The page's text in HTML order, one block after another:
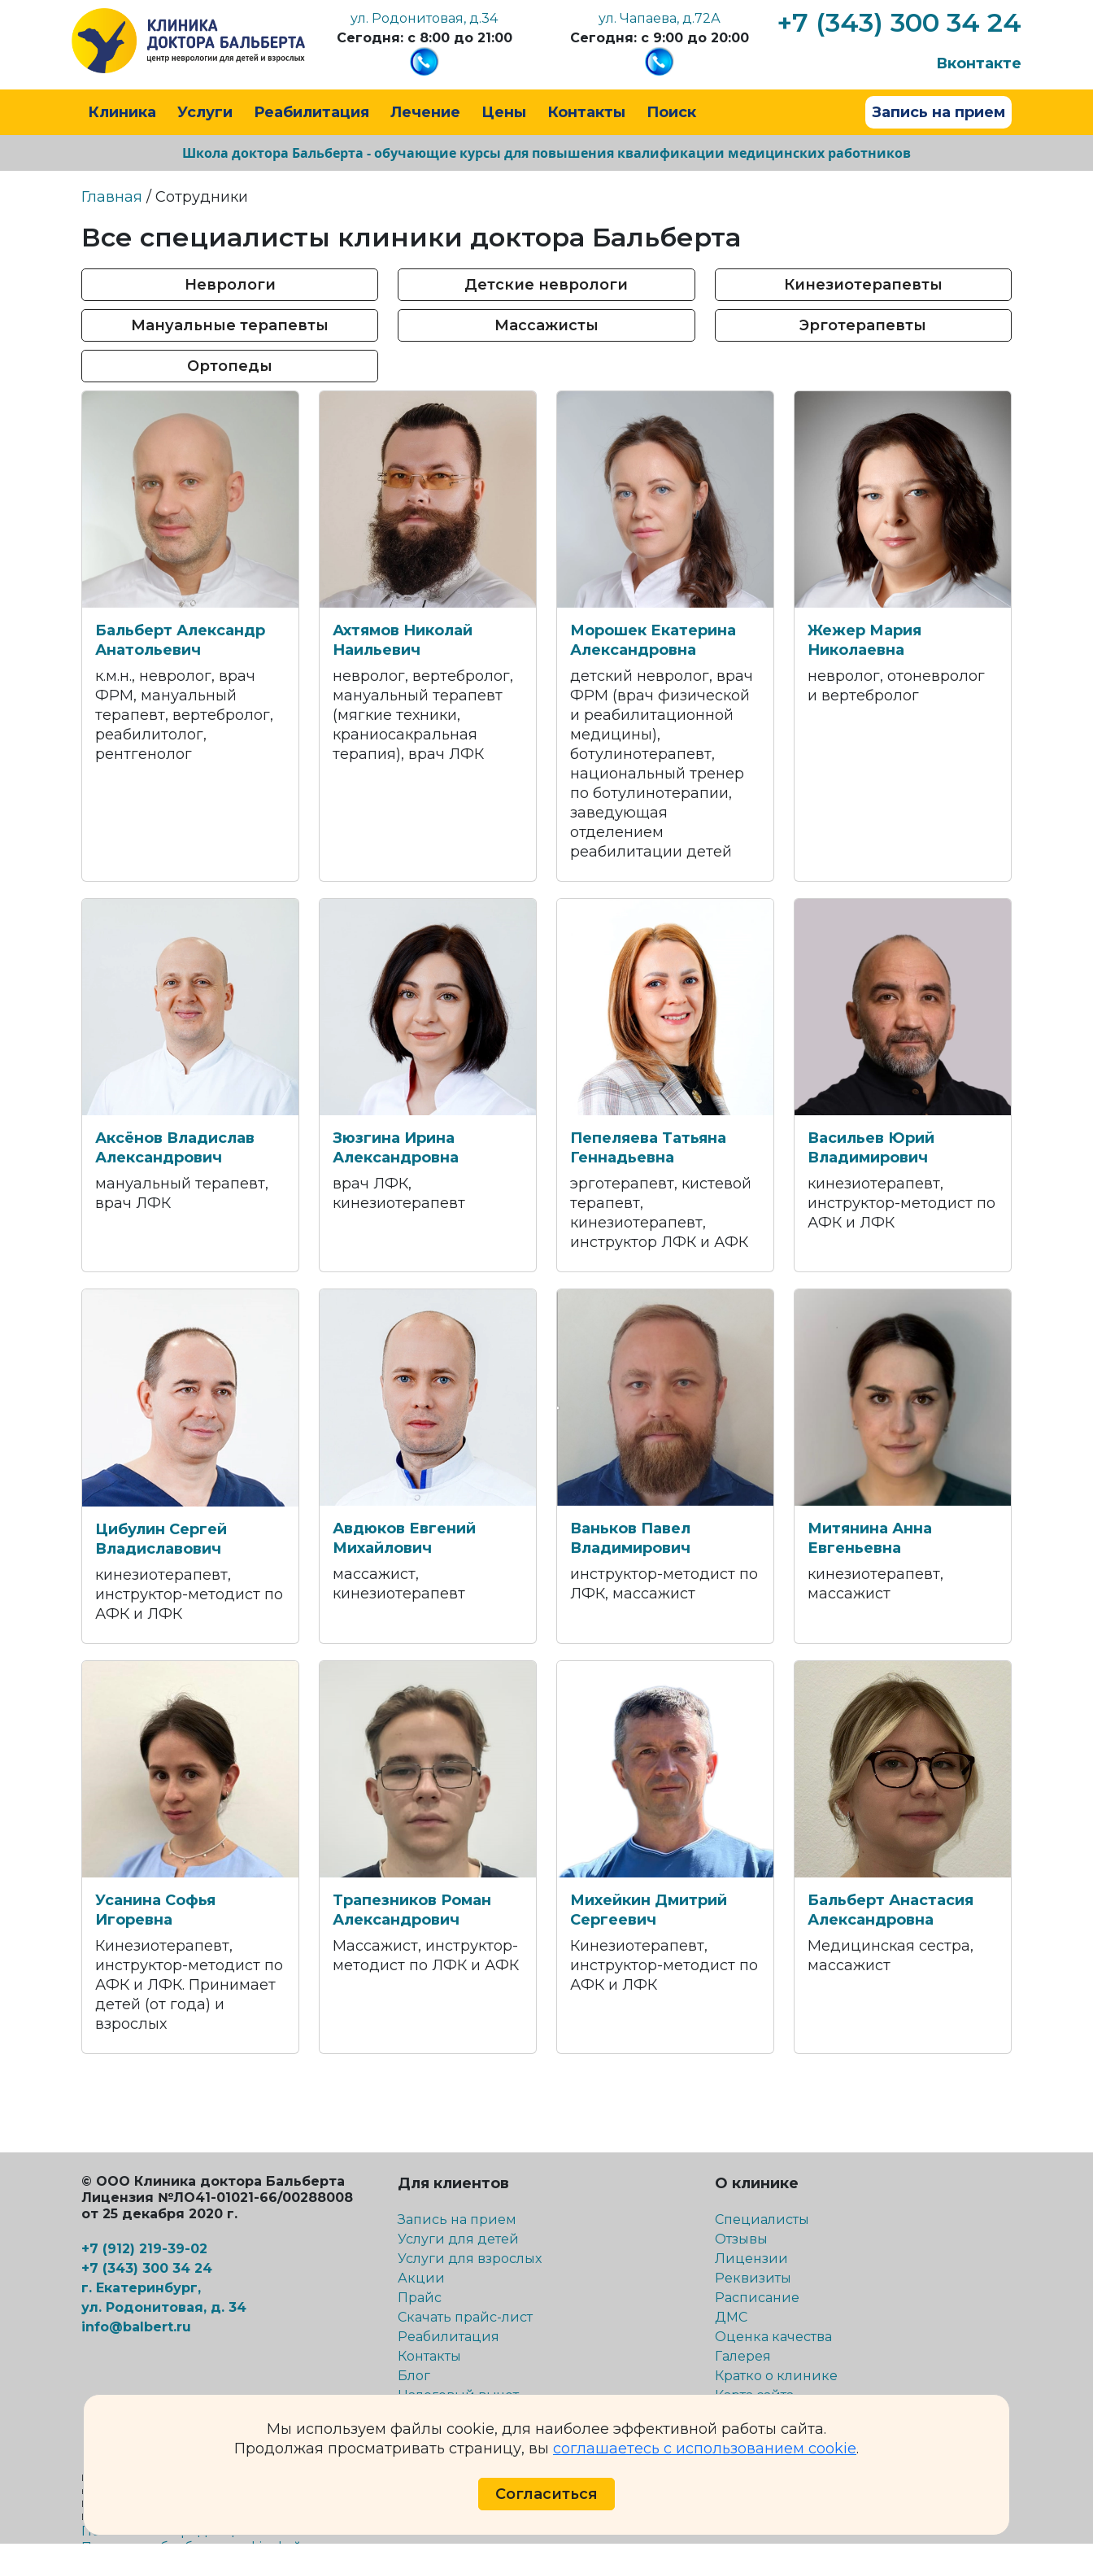
ул. Родонитовая, д.34
Сегодня: с 8:00 до 21:00
ул. Чапаева, д.72А
Сегодня: с 9:00 до 20:00
+7 (343) 300 34 24
Вконтакте
Клиника Услуги Реабилитация Лечение Цены Контакты Поиск Запись на прием
Школа доктора Бальберта - обучающие курсы для повышения квалификации медицинских работников
Мы используем файлы cookie, для наиболее эффективной работы сайта.
Продолжая просматривать страницу, вы соглашаетесь с использованием cookie.
Согласиться
Главная / Сотрудники
Все специалисты клиники доктора Бальберта
Неврологи Детские неврологи Кинезиотерапевты
Мануальные терапевты Массажисты Эрготерапевты
Ортопеды
Бальберт Александр
Анатольевич
к.м.н., невролог, врач
ФРМ, мануальный
терапевт, вертебролог,
реабилитолог,
рентгенолог
Ахтямов Николай
Наильевич
невролог, вертебролог,
мануальный терапевт
(мягкие техники,
краниосакральная
терапия), врач ЛФК
Морошек Екатерина
Александровна
детский невролог, врач
ФРМ (врач физической
и реабилитационной
медицины),
ботулинотерапевт,
национальный тренер
по ботулинотерапии,
заведующая
отделением
реабилитации детей
Жежер Мария
Николаевна
невролог, отоневролог
и вертебролог
Аксёнов Владислав
Александрович
мануальный терапевт,
врач ЛФК
Зюзгина Ирина
Александровна
врач ЛФК,
кинезиотерапевт
Пепеляева Татьяна
Геннадьевна
эрготерапевт, кистевой
терапевт,
кинезиотерапевт,
инструктор ЛФК и АФК
Васильев Юрий
Владимирович
кинезиотерапевт,
инструктор-методист по
АФК и ЛФК
Цибулин Сергей
Владиславович
кинезиотерапевт,
инструктор-методист по
АФК и ЛФК
Авдюков Евгений
Михайлович
массажист,
кинезиотерапевт
Ваньков Павел
Владимирович
инструктор-методист по
ЛФК, массажист
Митянина Анна
Евгеньевна
кинезиотерапевт,
массажист
Усанина Софья
Игоревна
Кинезиотерапевт,
инструктор-методист по
АФК и ЛФК. Принимает
детей (от года) и
взрослых
Трапезников Роман
Александрович
Массажист, инструктор-
методист по ЛФК и АФК
Михейкин Дмитрий
Сергеевич
Кинезиотерапевт,
инструктор-методист по
АФК и ЛФК
Бальберт Анастасия
Александровна
Медицинская сестра,
массажист
© ООО Клиника доктора Бальберта
Лицензия №ЛО41-01021-66/00288008
от 25 декабря 2020 г.
+7 (912) 219-39-02
+7 (343) 300 34 24
г. Екатеринбург,
ул. Родонитовая, д. 34
info@balbert.ru
Для клиентов
Запись на прием
Услуги для детей
Услуги для взрослых
Акции
Прайс
Скачать прайс-лист
Реабилитация
Контакты
Блог
Налоговый вычет
О клинике
Специалисты
Отзывы
Лицензии
Реквизиты
Расписание
ДМС
Оценка качества
Галерея
Кратко о клинике
Карта сайта
Информация на сайте не является публичной офертой. Обращаем Ваше внимание на то, что данный интернет-сайт носит исключительно информационный характер и ни при
каких условиях не является публичной офертой, определяемой положениями ч. 2 ст. 437 Гражданского кодекса Российской Федерации.
Подробную информацию о стоимости и сроках выполнения услуг уточняйте у администраторов.
Внимание! Имеются противопоказания. Необходима консультация специалиста.
Политика конфиденциальности
Политика обработки cookie-файлов